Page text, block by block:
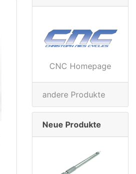
CNC Homepage
andere Produkte
Neue Produkte